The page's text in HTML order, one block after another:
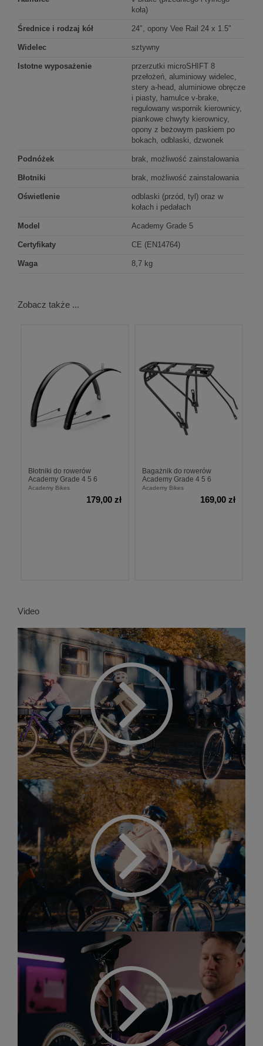
koła)
Średnice i rodzaj kół 24″, opony Vee Rail 24 x 1.5″
Widelec sztywny
Istotne wyposażenie
przerzutki microSHIFT 8
przełożeń, aluminiowy widelec,
stery a-head, aluminiowe obręcze
i piasty, hamulce v-brake,
regulowany wspornik kierownicy,
piankowe chwyty kierownicy,
opony z beżowym paskiem po
bokach, odblaski, dzwonek
Podnóżek brak, możliwość zainstalowania
Błotniki brak, możliwość zainstalowania
Oświetlenie
odblaski (przód, tyl) oraz w
kołach i pedałach
Model Academy Grade 5
Certyfikaty CE (EN14764)
Waga 8,7 kg
Zobacz także ...
Błotniki do rowerów
Academy Grade 4 5 6
Academy Bikes
179,00 zł
Bagażnik do rowerów
Academy Grade 4 5 6
Academy Bikes
169,00 zł
Video